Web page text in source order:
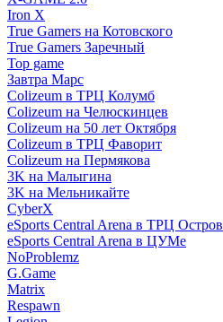
Iron X
True Gamers на Котовского
True Gamers Заречный
Top game
Завтра Марс
Colizeum в ТРЦ Колумб
Colizeum на Челюскинцев
Colizeum на 50 лет Октября
Colizeum в ТРЦ Фаворит
Colizeum на Пермякова
3K на Малыгина
3K на Мельникайте
CyberX
eSports Central Arena в ТРЦ Остров
eSports Central Arena в ЦУМе
NoProblemz
G.Game
Matrix
Respawn